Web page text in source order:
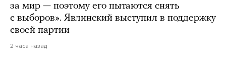
за мир — поэтому его пытаются снять
с выборов». Явлинский выступил в поддержку
своей партии
2 часа назад